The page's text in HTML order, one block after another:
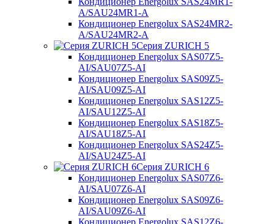
A/SAU24MR1-A
Кондиционер Energolux SAS24MR2-
A/SAU24MR2-A
Серия ZURICH 5
Кондиционер Energolux SAS07Z5-
AI/SAU07Z5-AI
Кондиционер Energolux SAS09Z5-
AI/SAU09Z5-AI
Кондиционер Energolux SAS12Z5-
AI/SAU12Z5-AI
Кондиционер Energolux SAS18Z5-
AI/SAU18Z5-AI
Кондиционер Energolux SAS24Z5-
AI/SAU24Z5-AI
Серия ZURICH 6
Кондиционер Energolux SAS07Z6-
AI/SAU07Z6-AI
Кондиционер Energolux SAS09Z6-
AI/SAU09Z6-AI
Кондиционер Energolux SAS12Z6-